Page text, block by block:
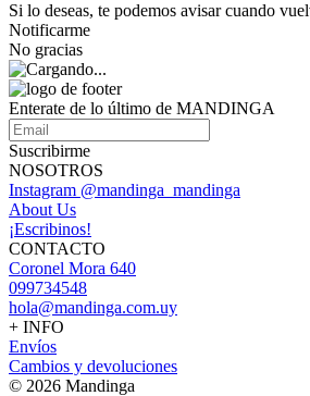
Si lo deseas, te podemos avisar cuando
Notificarme
No gracias
Enterate de lo último de MANDINGA
Suscribirme
NOSOTROS
Instagram @mandinga_mandinga
About Us
¡Escribinos!
CONTACTO
Coronel Mora 640
099734548
hola@mandinga.com.uy
+ INFO
Envíos
Cambios y devoluciones
© 2026 Mandinga